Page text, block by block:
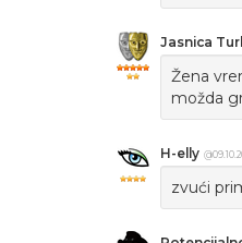
Jasnica
Žena
možda
H-elly
zvući